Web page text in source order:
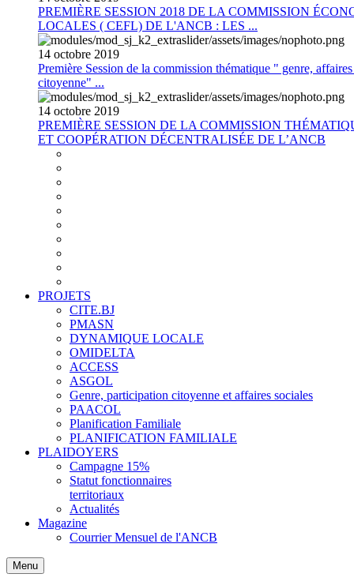
PREMIÈRE SESSION 2018 DE LA COMMISSION
LOCALES ( CEFL) DE L'ANCB : LES ...
14 octobre 2019
Première Session de la commission thématique " genre,
citoyenne" ...
14 octobre 2019
PREMIÈRE SESSION DE LA COMMISSION
ET COOPÉRATION DÉCENTRALISÉE DE L’ANCB
PROJETS
CITE.BJ
PMASN
DYNAMIQUE LOCALE
OMIDELTA
ACCESS
ASGOL
Genre, participation citoyenne et affaires sociales
PAACOL
Planification Familiale
PLANIFICATION FAMILIALE
PLAIDOYERS
Campagne 15%
Statut fonctionnaires
territoriaux
Actualités
Magazine
Courrier Mensuel de l'ANCB
Menu